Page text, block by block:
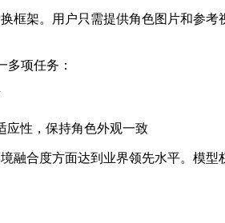
框架。用户只需提供角色图片和参
多项任务：
应性，保持角色外观一致
融合度方面达到业界领先水平。模型